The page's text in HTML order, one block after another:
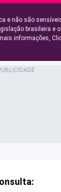
e não são
brasileira e
informações,